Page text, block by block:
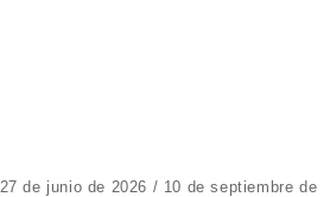
27 de junio de 2026 / 10 de septiembre de